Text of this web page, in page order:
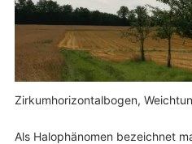
Zirkumhorizontalbogen,
Als Halophänomen bezeichnet